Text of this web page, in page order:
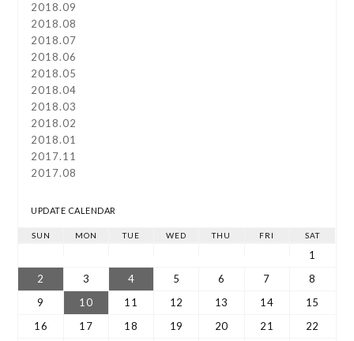
2018.09
2018.08
2018.07
2018.06
2018.05
2018.04
2018.03
2018.02
2018.01
2017.11
2017.08
UPDATE CALENDAR
SUN MON TUE WED THU FRI SAT
1
2
3 4 5 6 7
8
9
10 11 12 13 14
15
16
17 18 19 20 21 22